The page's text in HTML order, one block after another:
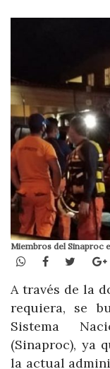
Miembros del Sinaproc
WhatsApp
Facebook
Twitter
A través de la
requiera, se
Sistema
(Sinaproc), ya
la actual